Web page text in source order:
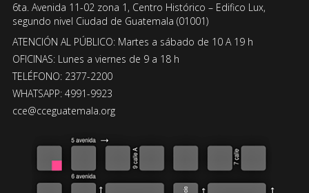
6ta. Avenida 11-02 zona 1, Centro Histórico – Edifico Lux,
segundo nivel Ciudad de Guatemala (01001)
ATENCIÓN AL PÚBLICO: Martes a sábado de 10 A 19 h
OFICINAS: Lunes a viernes de 9 a 18 h
TELÉFONO: 2377-2200
WHATSAPP: 4991-9923
cce@cceguatemala.org